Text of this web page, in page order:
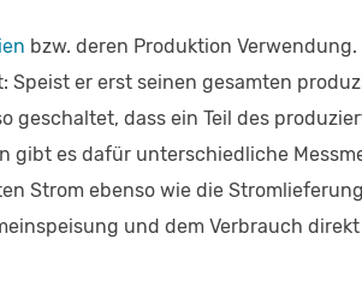
bzw. deren Produktion
er erst seinen gesamten
dass ein Teil des
es dafür unterschiedliche
Strom ebenso wie die
und dem Verbrauch